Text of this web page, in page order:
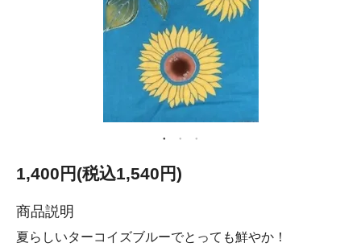
1,400円(税込1,540円)
商品説明
夏らしいターコイズブルーでとっても鮮やか！